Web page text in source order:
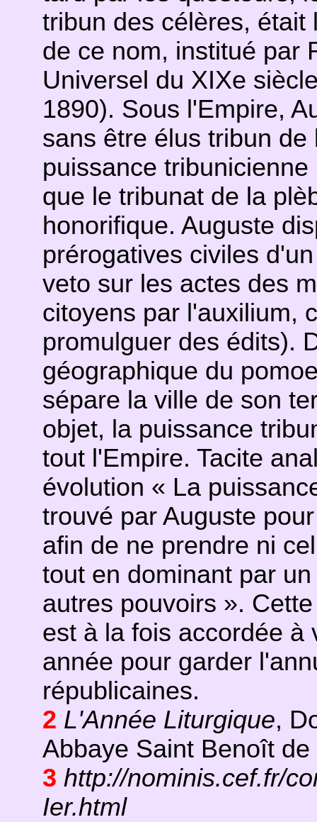
tribun des célères,
de ce nom, institué par
Universel du XIXe
1890). Sous l'Empire,
sans être élus tribun
puissance tribunicienne
que le tribunat de la
honorifique. Auguste
prérogatives civiles
veto sur les actes des
citoyens par l'auxilium,
promulguer des édits).
géographique du
sépare la ville de son
objet, la puissance
tout l'Empire. Tacite
évolution « La
trouvé par Auguste
afin de ne prendre ni
tout en dominant par
autres pouvoirs ».
est à la fois accordée à
année pour garder
républicaines.
2 L'Année Liturgique,
Abbaye Saint Benoît
3 http://nominis.cef.fr/
Ier.html